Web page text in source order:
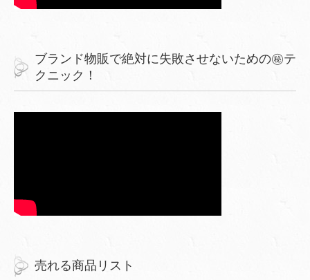
ブランド物販で絶対に失敗させないための㊙︎テ
クニック！
売れる商品リスト